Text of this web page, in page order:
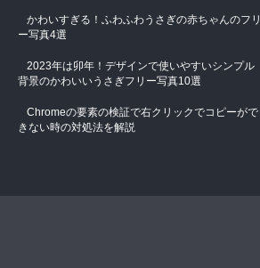
かわいすぎる！ふわふわうさぎの赤ちゃんのフリ
ー写真4選
2023年は卯年！デザインで使いやすいシンプル
背景のかわいいうさぎフリー写真10選
Chromeの要素の検証で右クリックでコピーがで
きない時の対処法を解説